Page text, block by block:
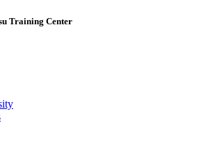
Training Center